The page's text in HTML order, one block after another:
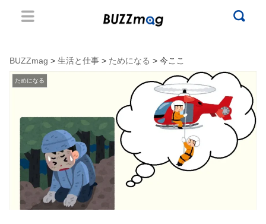
BUZZmag > 生活と仕事 > ためになる > 今ここ
ためになる